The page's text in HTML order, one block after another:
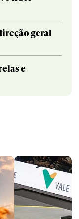
geral
e